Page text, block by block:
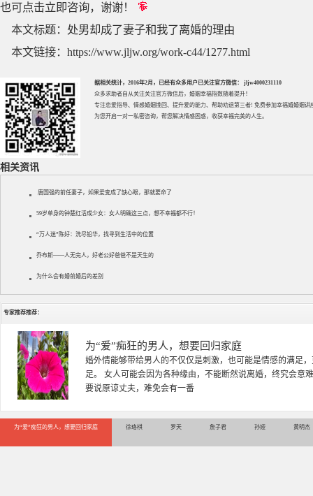
也可点击立即咨询，谢谢！
本文标题： 处男却成了妻子和我了离婚的理由
本文链接： https://www.jljw.org/work-c44/1277.html
据相关统计，2016年2月，已经有众多用户已关注官方微信： jljw4000231110
众多求助者自从关注关注官方微信后，婚姻幸福指数随着提升！
专注恋爱指导、 情感婚姻挽回 、提升爱的能力、帮助劝退第三者! 免费参加幸福婚婚姻讲
为您开启一对一私密咨询，帮您解决情感困惑，收获幸福完美的人生。
相关资讯
唐国强的前任妻子，如果爱变成了缺心眼，那就要命了
59岁单身的钟楚红活成少女：女人明确这三点，想不幸福都不行！
“万人迷”陈好：洗尽铅华，找寻到生活中的位置
乔布斯——人无完人，好老公好爸爸不是天生的
为什么会有婚前婚后的差别
专家推荐推荐：
徐珞棋
徐珞棋，婚姻家庭咨询师，毕业于重庆师范大学心理学专业
多年，对婚姻情感分析、恋爱择偶、夫妻关系，情感挽回、
千小时，积累了丰富的咨
为“爱”痴狂的男人，想要回归家庭 徐珞棋 罗天 詹子君 孙娅 黄明杰